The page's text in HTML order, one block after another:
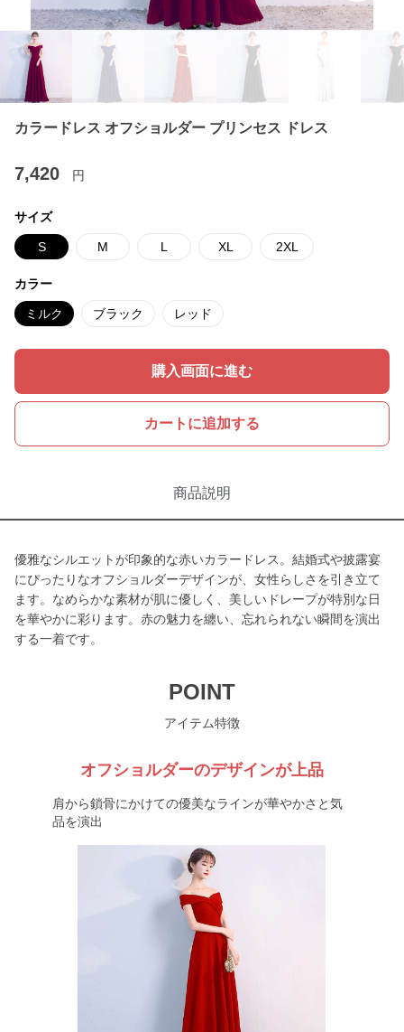
カラードレス オフショルダー プリンセス ドレス
7,420 円
サイズ
S M L XL 2XL
カラー
ミルク ブラック レッド
購入画面に進む
カートに追加する
商品説明
優雅なシルエットが印象的な赤いカラードレス。結婚式や披露宴
にぴったりなオフショルダーデザインが、女性らしさを引き立て
ます。なめらかな素材が肌に優しく、美しいドレープが特別な日
を華やかに彩ります。赤の魅力を纏い、忘れられない瞬間を演出
する一着です。
POINT
アイテム特徴
オフショルダーのデザインが上品
肩から鎖骨にかけての優美なラインが華やかさと気
品を演出